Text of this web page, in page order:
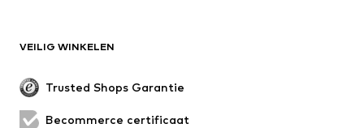
VEILIG WINKELEN
Trusted Shops Garantie
Becommerce certificaat